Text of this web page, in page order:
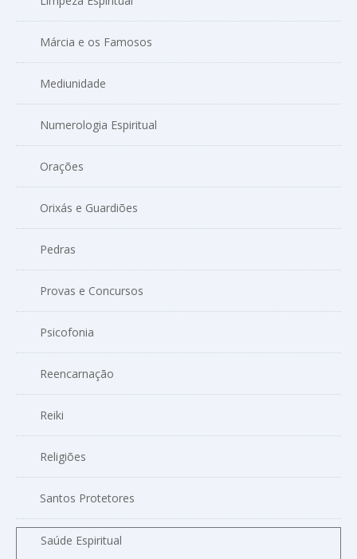
Márcia e os Famosos
Mediunidade
Numerologia Espiritual
Orações
Orixás e Guardiões
Pedras
Provas e Concursos
Psicofonia
Reencarnação
Reiki
Religiões
Santos Protetores
Saúde Espiritual